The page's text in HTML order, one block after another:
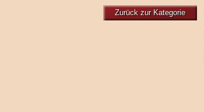
Zurück zur Kategorie